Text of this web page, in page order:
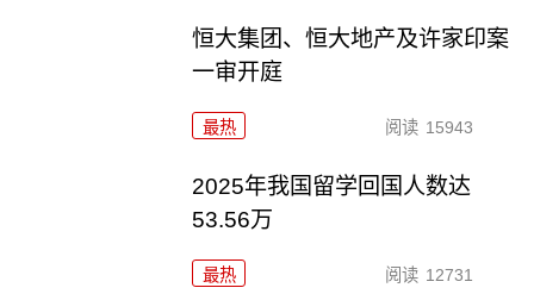
恒大集团、恒大地产及许家印案
一审开庭
最热 阅读 15943
2025年我国留学回国人数达
53.56万
最热 阅读 12731